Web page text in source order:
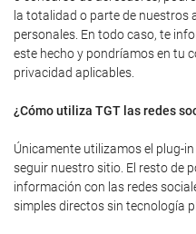
la totalidad o parte de nuestros
personales. En todo caso, te
este hecho y pondríamos en tu
privacidad aplicables.
¿Cómo utiliza TGT las redes
Únicamente utilizamos el plug-
seguir nuestro sitio. El resto de
información con las redes
simples directos sin tecnología